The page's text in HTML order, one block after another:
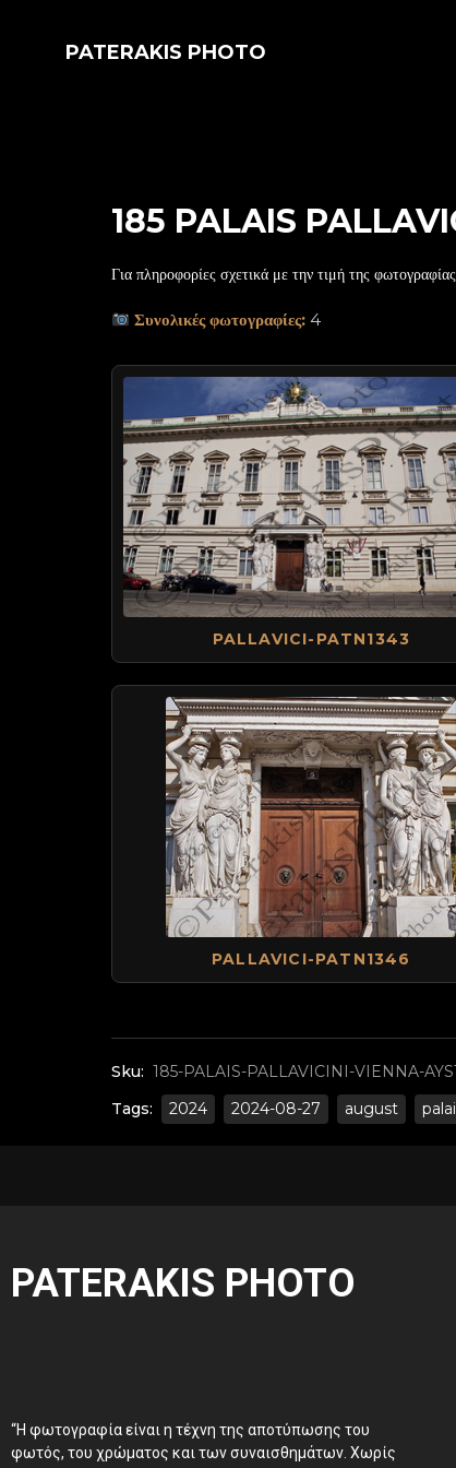
PATERAKIS PHOTO
185 PALAIS
Sku: 185-PALAIS-PALLAVICINI-VIENNA-
Tags:
2024 2024-08-27 august
Για πληροφορίες σχετικά με την τιμή της
Συνολικές φωτογραφίες: 4
PALLAVICI-PATN1343
PALLAVICI-PATN1346
PATERAKIS PHOTO
“Η φωτογραφία είναι η τέχνη της αποτύπωσης του
φωτός, του χρώματος και των συναισθημάτων. Χωρίς